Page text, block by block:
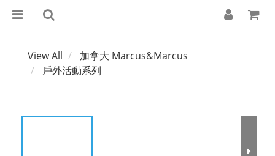
View All
加拿大 Marcus&Marcus
戶外活動系列